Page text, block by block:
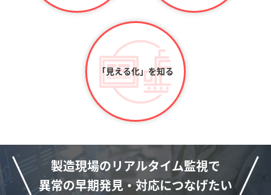
「見える化」を知る
製造現場のリアルタイム監視で
異常の早期発見・対応につなげたい